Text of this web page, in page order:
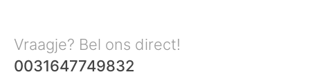
Vraagje? Bel ons direct!
0031647749832